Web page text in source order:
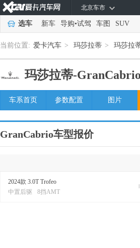
北京车市
选车 新车 导购•试驾 车图 SUV
当前位置: 爱卡汽车 > 玛莎拉蒂 > 玛莎拉
玛莎拉蒂-
车系首页 参数配置 图片
GranCabrio车型报价
2024款 3.0T Trofeo
中置后驱
8挡AMT